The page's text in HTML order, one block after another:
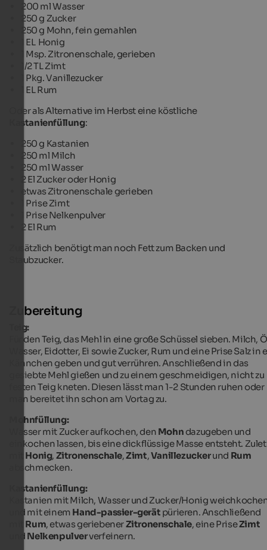
200 ml Wasser
250 g Zucker
250 g Mohn, fein gemahlen
1 EL Honig
1 Msp. Zitronenschale, gerieben
1/2 TL Zimt
1 Pkg. Vanillezucker
1 EL Rum
Oder als Alternative im Herbst eine köstliche
Kastanienfüllung:
250 g Kastanien
250 ml Milch
250 ml Wasser
2 El Zucker oder Honig
etwas Zitronenschale gerieben
1 Prise Zimt
1 Prise Nelkenpulver
2 El Rum
Zusätzlich benötigt man noch Fett zum Backen und
Staubzucker.
Zubereitung
Teig:
Für den Teig, das Mehl in eine große Schüssel sieben. Milch,
Wasser, Eidotter, Ei sowie Zucker, Rum und eine Prise Salz in
Kännchen geben und gut verrühren. Anschließend in das
gesiebte Mehl gießen und zu einem geschmeidigen, nicht zu
festen Teig kneten. Diesen lässt man 1-2 Stunden ruhen oder
man bereitet ihn schon am Vortag zu.
Mohnfüllung:
Wasser mit Zucker aufkochen, den Mohn dazugeben und
einkochen lassen, bis eine dickflüssige Masse entsteht.
Honig, Zitronenschale,Zimt,Vanillezuckerund Rum
abschmecken.
Kastanienfüllung:
Kastanien mit Milch, Wasser und Zucker/Honig
und mit einem Hand-passier-gerät pürieren. Anschließend
Rum, etwas geriebenerZitronenschale, eine PriseZimt
und Nelkenpulververfeinern.